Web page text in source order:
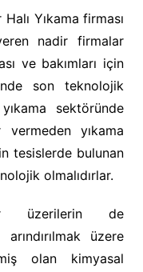
Yıkama firması
nadir firmalar
ve bakımları için
son teknolojik
sektöründe
yıkama
tesislerde bulunan
olmalıdırlar.
üzerilerin de
üzere
olan kimyasal